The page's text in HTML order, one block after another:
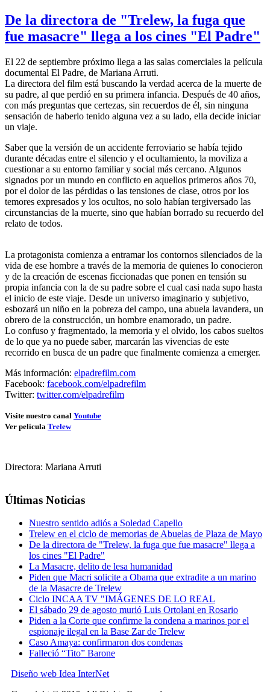
De la directora de "Trelew, la fuga que
fue masacre" llega a los cines "El Padre"
El 22 de septiembre próximo llega a las salas comerciales la película
documental El Padre, de Mariana Arruti.
La directora del film está buscando la verdad acerca de la muerte de
su padre, al que perdió en su primera infancia. Después de 40 años,
con más preguntas que certezas, sin recuerdos de él, sin ninguna
sensación de haberlo tenido alguna vez a su lado, ella decide iniciar
un viaje.
Saber que la versión de un accidente ferroviario se había tejido
durante décadas entre el silencio y el ocultamiento, la moviliza a
cuestionar a su entorno familiar y social más cercano. Algunos
signados por un mundo en conflicto en aquellos primeros años 70,
por el dolor de las pérdidas o las tensiones de clase, otros por los
temores expresados y los ocultos, no solo habían tergiversado las
circunstancias de la muerte, sino que habían borrado su recuerdo del
relato de todos.
La protagonista comienza a entramar los contornos silenciados de la
vida de ese hombre a través de la memoria de quienes lo conocieron
y de la creación de escenas ficcionadas que ponen en tensión su
propia infancia con la de su padre sobre el cual casi nada supo hasta
el inicio de este viaje. Desde un universo imaginario y subjetivo,
esbozará un niño en la pobreza del campo, una abuela lavandera, un
obrero de la construcción, un hombre enamorado, un padre.
Lo confuso y fragmentado, la memoria y el olvido, los cabos sueltos
de lo que ya no puede saber, marcarán las vivencias de este
recorrido en busca de un padre que finalmente comienza a emerger.
Más información: elpadrefilm.com
Facebook: facebook.com/elpadrefilm
Twitter: twitter.com/elpadrefilm
Visite nuestro canal Youtube
Ver película Trelew
Directora: Mariana Arruti
Últimas Noticias
Nuestro sentido adiós a Soledad Capello
Trelew en el ciclo de memorias de Abuelas de Plaza de Mayo
De la directora de "Trelew, la fuga que fue masacre" llega a
los cines "El Padre"
La Masacre, delito de lesa humanidad
Piden que Macri solicite a Obama que extradite a un marino
de la Masacre de Trelew
Ciclo INCAA TV "IMÁGENES DE LO REAL
El sábado 29 de agosto murió Luis Ortolani en Rosario
Piden a la Corte que confirme la condena a marinos por el
espionaje ilegal en la Base Zar de Trelew
Caso Amaya: confirmaron dos condenas
Falleció “Tito” Barone
Diseño web Idea InterNet